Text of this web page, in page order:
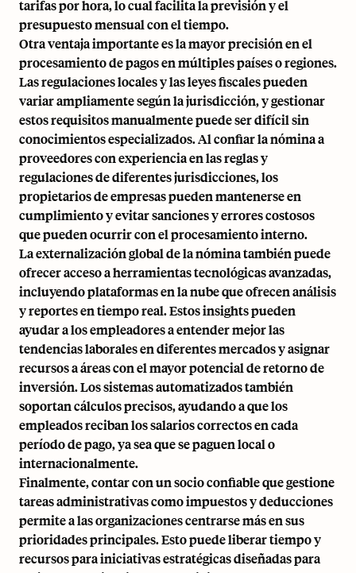
tarifas por hora, lo cual facilita la previsión y el
presupuesto mensual con el tiempo.
Otra ventaja importante es la mayor precisión en el
procesamiento de pagos en múltiples países o regiones.
Las regulaciones locales y las leyes fiscales pueden
variar ampliamente según la jurisdicción, y gestionar
estos requisitos manualmente puede ser difícil sin
conocimientos especializados. Al confiar la nómina a
proveedores con experiencia en las reglas y
regulaciones de diferentes jurisdicciones, los
propietarios de empresas pueden mantenerse en
cumplimiento y evitar sanciones y errores costosos
que pueden ocurrir con el procesamiento interno.
La externalización global de la nómina también puede
ofrecer acceso a herramientas tecnológicas avanzadas,
incluyendo plataformas en la nube que ofrecen análisis
y reportes en tiempo real. Estos insights pueden
ayudar a los empleadores a entender mejor las
tendencias laborales en diferentes mercados y asignar
recursos a áreas con el mayor potencial de retorno de
inversión. Los sistemas automatizados también
soportan cálculos precisos, ayudando a que los
empleados reciban los salarios correctos en cada
período de pago, ya sea que se paguen local o
internacionalmente.
Finalmente, contar con un socio confiable que gestione
tareas administrativas como impuestos y deducciones
permite a las organizaciones centrarse más en sus
prioridades principales. Esto puede liberar tiempo y
recursos para iniciativas estratégicas diseñadas para